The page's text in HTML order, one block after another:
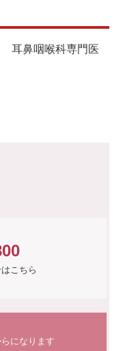
耳鼻咽喉科専門医
こちら